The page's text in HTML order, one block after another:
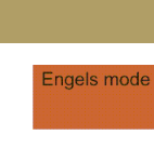
Inhalt
springen